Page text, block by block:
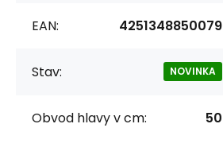
EAN: 4251348850079
Stav: NOVINKA
Obvod hlavy v cm: 50